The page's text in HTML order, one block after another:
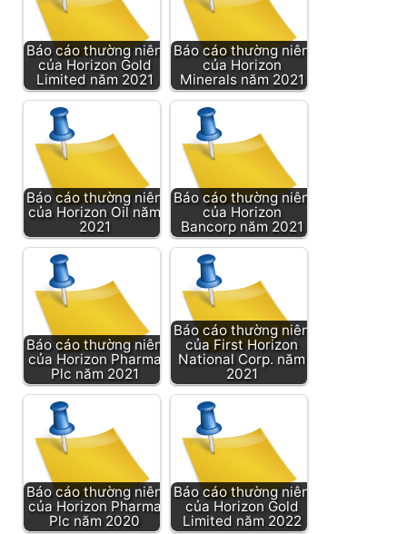
Báo cáo thường niên
của Horizon Gold
Limited năm 2021
Báo cáo thường niên
của Horizon
Minerals năm 2021
Báo cáo thường niên
của Horizon Oil năm
2021
Báo cáo thường niên
của Horizon
Bancorp năm 2021
Báo cáo thường niên
của Horizon Pharma
Plc năm 2021
Báo cáo thường niên
của First Horizon
National Corp. năm
2021
Báo cáo thường niên
của Horizon Pharma
Plc năm 2020
Báo cáo thường niên
của Horizon Gold
Limited năm 2022